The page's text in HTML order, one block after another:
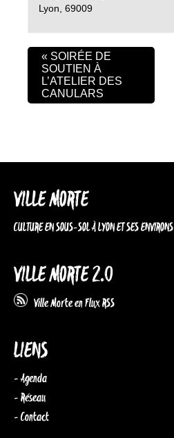
Lyon 69009
« SOIRÉE DE
SOUTIEN À
L’ATELIER DES
CANULARS
VILLE MORTE
CULTURE EN SOUS-SOL À LYON ET SES ENVIRONS
VILLE MORTE 2.0
Ville Morte en Flux RSS
LIENS
- Agenda
- Réseau
- Contact